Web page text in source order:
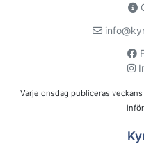
Varje onsdag publiceras